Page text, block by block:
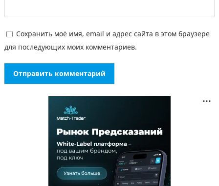
Сохранить моё имя, email и адрес сайта в этом браузере
для последующих моих комментариев.